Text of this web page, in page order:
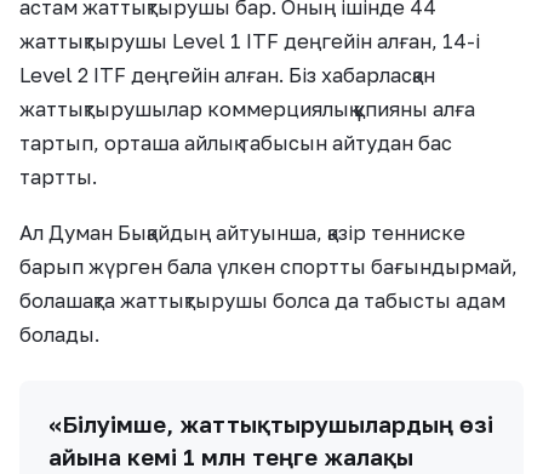
астам жаттықтырушы бар. Оның ішінде 44
жаттықтырушы Level 1 ITF деңгейін алған, 14-і
Level 2 ITF деңгейін алған. Біз хабарласқан
жаттықтырушылар коммерциялық құпияны алға
тартып, орташа айлық табысын айтудан бас
тартты.
Ал Думан Бықайдың айтуынша, қазір тенниске
барып жүрген бала үлкен спортты бағындырмай,
болашақта жаттықтырушы болса да табысты адам
болады.
«Білуімше, жаттықтырушылардың өзі
айына кемі 1 млн теңге жалақы